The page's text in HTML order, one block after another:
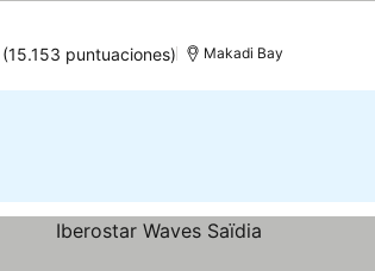
(15.153 puntuaciones) Makadi Bay